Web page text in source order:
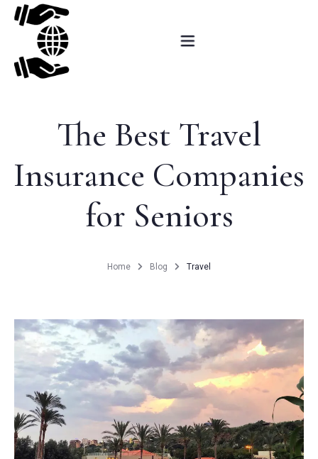
Ερωτηματολόγιο
Εκπαιδευτικές δραστηριότητες
Δράσεις εξωστρέφειας
Βραβεία – Προβολή
The Best Travel
Insurance Companies
for Seniors
Home Blog Travel